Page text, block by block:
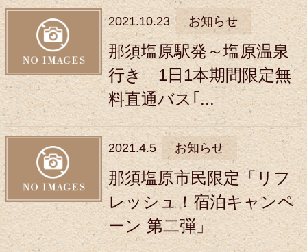
2021.10.23 お知らせ
那須塩原駅発～塩原温泉
行き 1日1本期間限定無
料直通バス｢...
2021.4.5 お知らせ
那須塩原市民限定「リフ
レッシュ！宿泊キャンペ
ーン 第二弾」